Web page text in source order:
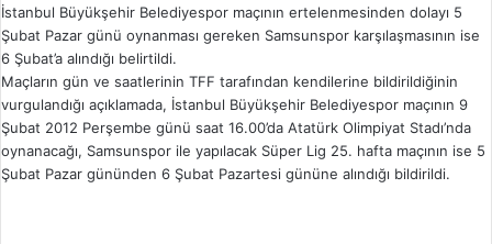
İstanbul Büyükşehir Belediyespor maçının ertelenmesinden dolayı 5
Şubat Pazar günü oynanması gereken Samsunspor karşılaşmasının ise
6 Şubat’a alındığı belirtildi.
Maçların gün ve saatlerinin TFF tarafından kendilerine bildirildiğinin
vurgulandığı açıklamada, İstanbul Büyükşehir Belediyespor maçının 9
Şubat 2012 Perşembe günü saat 16.00’da Atatürk Olimpiyat Stadı’nda
oynanacağı, Samsunspor ile yapılacak Süper Lig 25. hafta maçının ise 5
Şubat Pazar gününden 6 Şubat Pazartesi gününe alındığı bildirildi.